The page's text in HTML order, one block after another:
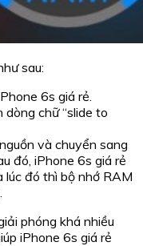
sau:
6s giá rẻ.
chữ “slide to
và chuyển sang
đó, iPhone 6s giá rẻ
lúc đó thì bộ nhớ RAM
phóng khá nhiều
iPhone 6s giá rẻ